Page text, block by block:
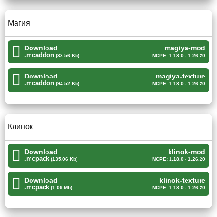
момент разорвать игрока
световой меч для Minecraft PE своими шалкеровыми
пулями.
Справиться с большим набором противников
игроку поможет зелье забрака.
Магия
В этом моде на световой меч происходит настоящая
магия. И игрок Майнкрафт ПЕ может убедиться в этом
сам. Ведь при помощиспециального верстакадля мечей
он сможет создать свои уникальные виды оружий,
которые способны уничтожить любого противника.
Магия
Download
.mcaddon(33.56 Kb)
magiya-mod
MCPE: 1.18.0 - 1.26.20
Download
.mcaddon(94.52 Kb)
magiya-texture
MCPE: 1.18.0 - 1.26.20
Клинок
Download
.mcpack(135.06 Kb)
klinok-mod
MCPE: 1.18.0 - 1.26.20
Download
.mcpack(1.09 Mb)
klinok-texture
MCPE: 1.18.0 - 1.26.20